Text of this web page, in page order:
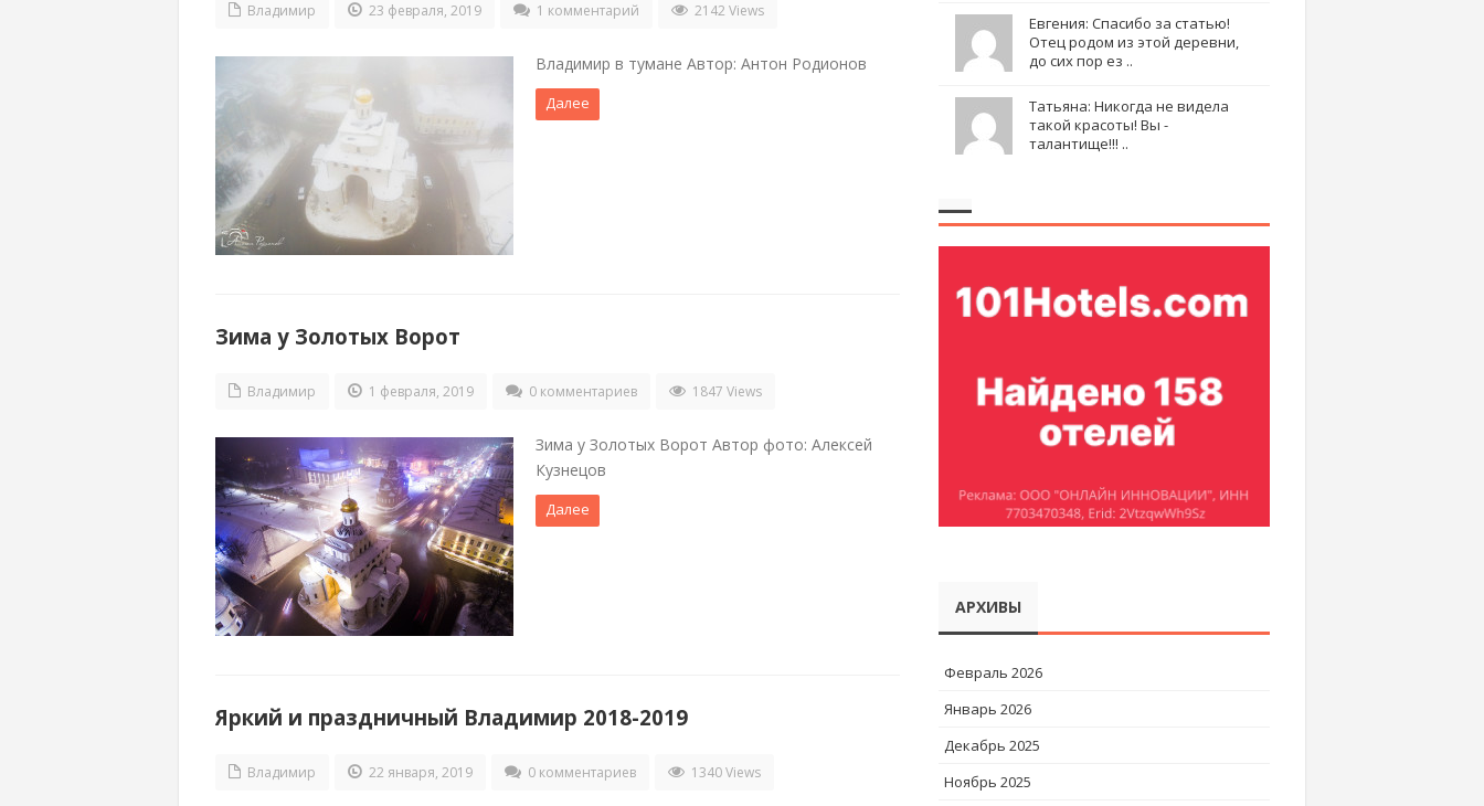
Владимир 23 февраля, 2019 1 комментарий 2142 Views
Владимир в тумане Автор: Антон Родионов
Далее
Зима у Золотых Ворот
Владимир 1 февраля, 2019 0 комментариев 1847 Views
Зима у Золотых Ворот Автор фото: Алексей
Кузнецов
Далее
Яркий и праздничный Владимир 2018-2019
Владимир 22 января, 2019 0 комментариев 1340 Views
Евгения: Спасибо за статью!
Отец родом из этой деревни,
до сих пор ез ..
Татьяна: Никогда не видела
такой красоты! Вы -
талантище!!! ..
АРХИВЫ
Февраль 2026
Январь 2026
Декабрь 2025
Ноябрь 2025